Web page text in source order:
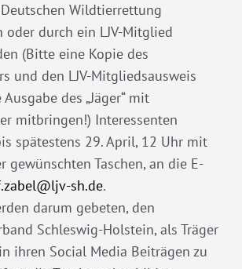
Wildtierrettung
durch ein LJV-Mitglied
(Bitte eine Kopie des
und den LJV-Mitgliedsausweis
des „Jäger“ mit
mitbringen!) Interessenten
spätestens 29. April, 12 Uhr mit
gewünschten Taschen, an die E-
sh.de.
darum gebeten, den
Schleswig-Holstein, als Träger
ihren Social Media Beiträgen zu